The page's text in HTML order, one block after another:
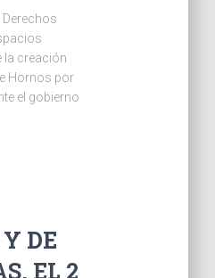
Derechos
la creación
Hornos por
el gobierno
DE
EL 2